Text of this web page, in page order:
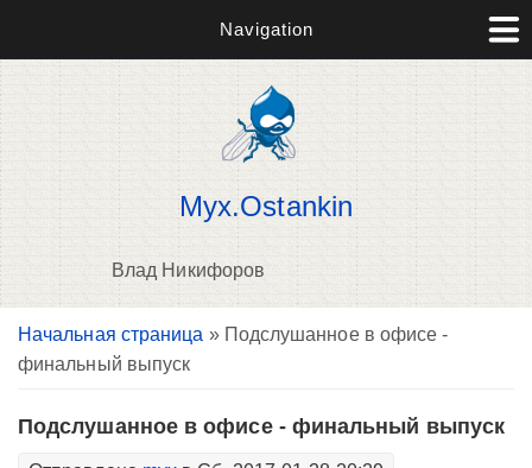
Navigation
Myx.Ostankin
Влад Никифоров
Вы здесь
Начальная страница » Подслушанное в офисе -
финальный выпуск
Подслушанное в офисе - финальный выпуск